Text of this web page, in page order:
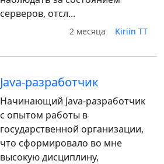
серверов, отсл...
2 месяца Kiriin TT
Java-разработчик
Начинающий Java-разработчик
с опытом работы в
государственной организации,
что сформировало во мне
высокую дисциплину,